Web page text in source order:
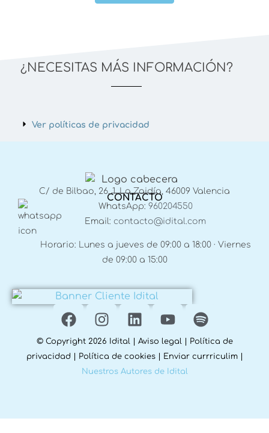
¿NECESITAS MÁS INFORMACIÓN?
Ver políticas de privacidad
CONTACTO
C/ de Bilbao, 26, 1, La Zaidía, 46009 Valencia
WhatsApp: 960204550
Email: contacto@idital.com
Horario: Lunes a jueves de 09:00 a 18:00 · Viernes
de 09:00 a 15:00
© Copyright 2026 Idital | Aviso legal|
Política de
privacidad
Política de cookies| Enviar currriculim|
Nuestros Autores de Idital